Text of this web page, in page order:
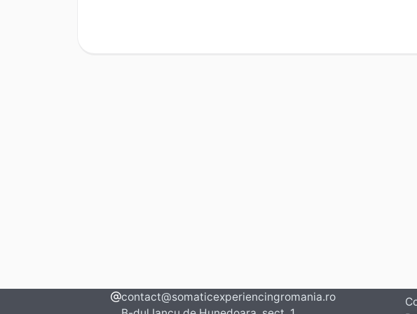
contact@somaticexperiencingromania.ro